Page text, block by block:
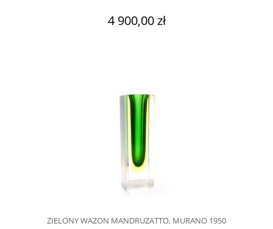
4 900,00 zł
ZIELONY WAZON MANDRUZATTO, MURANO 1950